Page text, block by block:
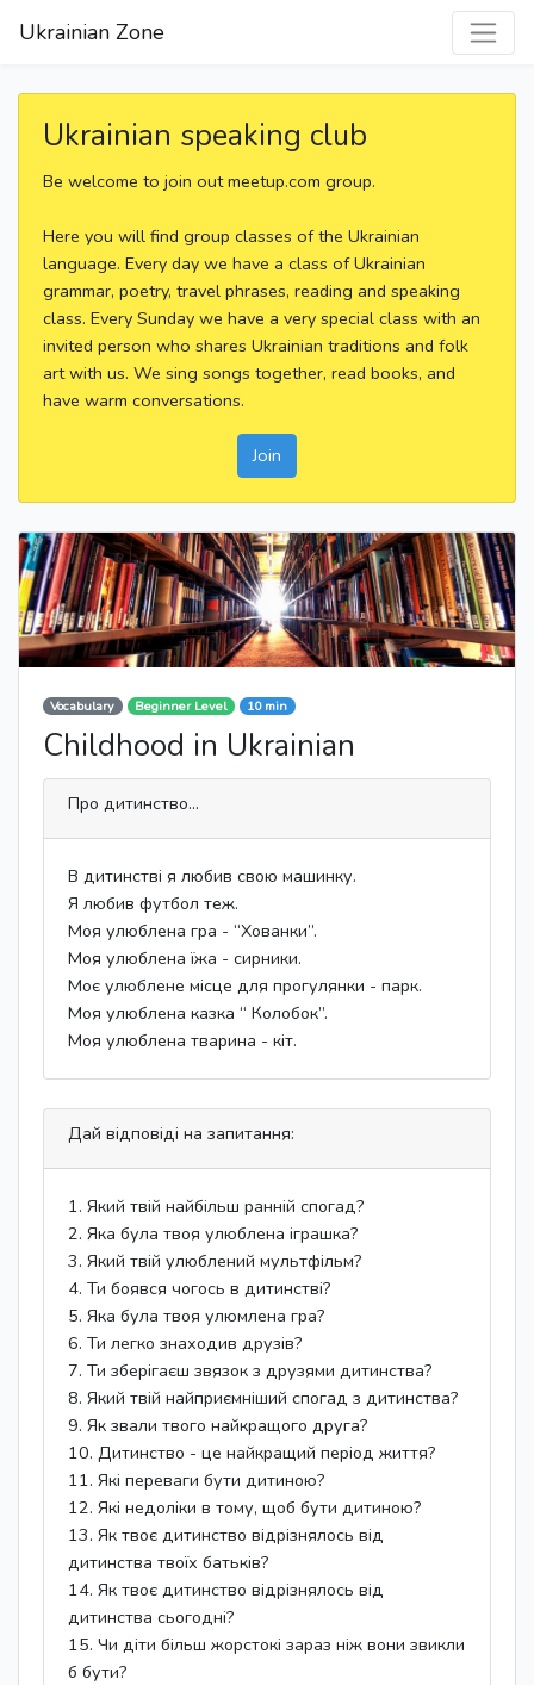
Ukrainian Zone
Ukrainian speaking club
Be welcome to join out meetup.com group.
Here you will find group classes of the Ukrainian
language. Every day we have a class of Ukrainian
grammar, poetry, travel phrases, reading and speaking
class. Every Sunday we have a very special class with an
invited person who shares Ukrainian traditions and folk
art with us. We sing songs together, read books, and
have warm conversations.
Join
Vocabulary Beginner Level 10 min
Childhood in Ukrainian
Про дитинство...
В дитинстві я любив свою машинку.
Я любив футбол теж.
Моя улюблена гра - “Хованки”.
Моя улюблена їжа - сирники.
Моє улюблене місце для прогулянки - парк.
Моя улюблена казка “ Колобок”.
Моя улюблена тварина - кіт.
Дай відповіді на запитання:
1. Який твій найбільш ранній спогад?
2. Яка була твоя улюблена іграшка?
3. Який твій улюблений мультфільм?
4. Ти боявся чогось в дитинстві?
5. Яка була твоя улюмлена гра?
6. Ти легко знаходив друзів?
7. Ти зберігаєш звязок з друзями дитинства?
8. Який твій найприємніший спогад з дитинства?
9. Як звали твого найкращого друга?
10. Дитинство - це найкращий період життя?
11. Які переваги бути дитиною?
12. Які недоліки в тому, щоб бути дитиною?
13. Як твоє дитинство відрізнялось від
дитинства твоїх батьків?
14. Як твоє дитинство відрізнялось від
дитинства сьогодні?
15. Чи діти більш жорстокі зараз ніж вони звикли
б бути?